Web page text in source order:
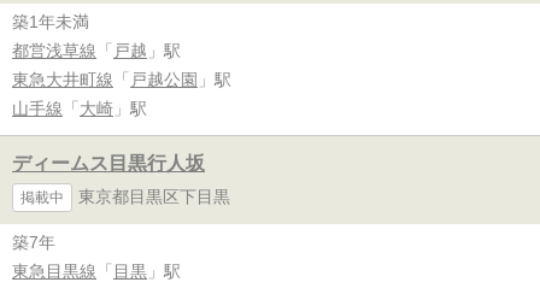
築1年未満
都営浅草線 「 戸越 」駅
東急大井町線 「 戸越公園 」駅
山手線 「 大崎 」駅
ディームス目黒行人坂
掲載中 東京都目黒区下目黒
築7年
東急目黒線 「 目黒 」駅